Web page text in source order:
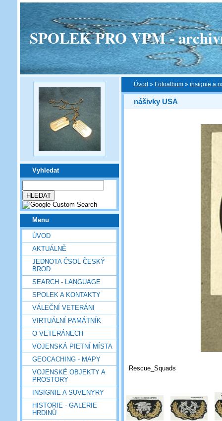
SPOLEK PRO VPM -
Vyhledat
Menu
ÚVOD
AKTUÁLNĚ
JEDNOTA ČSOL ČESKÝ
BROD
SEARCH - LANGUAGE
SPOLEK A KONTAKTY
VÁLEČNÍ VETERÁNI
VIRTUÁLNÍ PAMÁTNÍK
O VETERÁNECH
VOJENSKÁ PIETNÍ MÍSTA
GEOCACHING - MAPY
VOJENSKÉ OBJEKTY A
PROSTORY
INSIGNIE A SUVENYRY
HISTORIE - GALERIE
HRDINŮ
Úvod » Fotoalbum » insignie a
nášivky USA
Rescue_Squads